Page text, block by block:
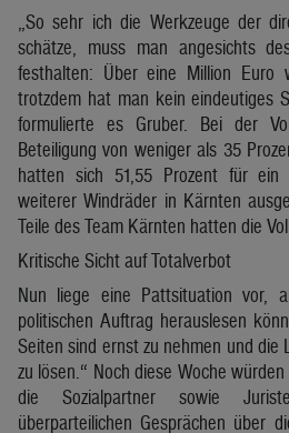
„So sehr ich die Werkzeuge der
schätze, muss man angesichts
festhalten: Über eine Million Euro
trotzdem hat man kein eindeutiges
formulierte es Gruber. Bei der
Beteiligung von weniger als 35
hatten sich 51,55 Prozent für ein
weiterer Windräder in Kärnten
Teile des Team Kärnten hatten die
Kritische Sicht auf Totalverbot
Nun liege eine Pattsituation vor,
politischen Auftrag herauslesen
Seiten sind ernst zu nehmen und die
zu lösen.“ Noch diese Woche
die Sozialpartner sowie
überparteilichen Gesprächen über